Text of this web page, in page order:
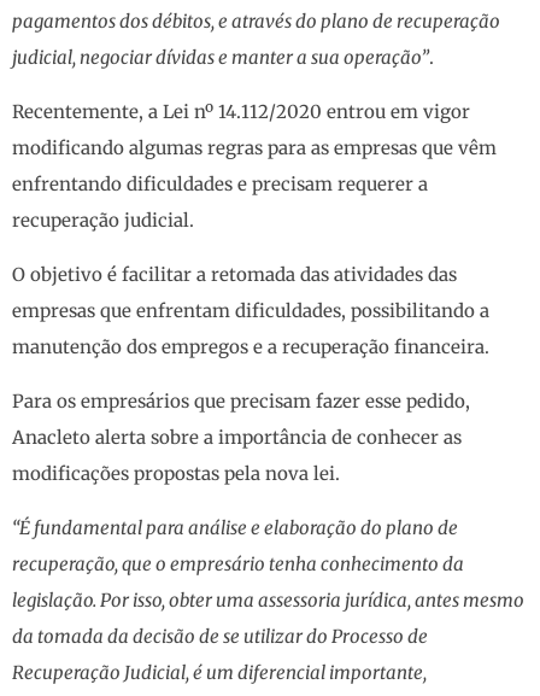
pagamentos dos débitos, e através do plano de recuperação
judicial, negociar dívidas e manter a sua operação”.
Recentemente, a Lei nº 14.112/2020 entrou em vigor
modificando algumas regras para as empresas que vêm
enfrentando dificuldades e precisam requerer a
recuperação judicial.
O objetivo é facilitar a retomada das atividades das
empresas que enfrentam dificuldades, possibilitando a
manutenção dos empregos e a recuperação financeira.
Para os empresários que precisam fazer esse pedido,
Anacleto alerta sobre a importância de conhecer as
modificações propostas pela nova lei.
“É fundamental para análise e elaboração do plano de
recuperação, que o empresário tenha conhecimento da
legislação. Por isso, obter uma assessoria jurídica, antes mesmo
da tomada da decisão de se utilizar do Processo de
Recuperação Judicial, é um diferencial importante,